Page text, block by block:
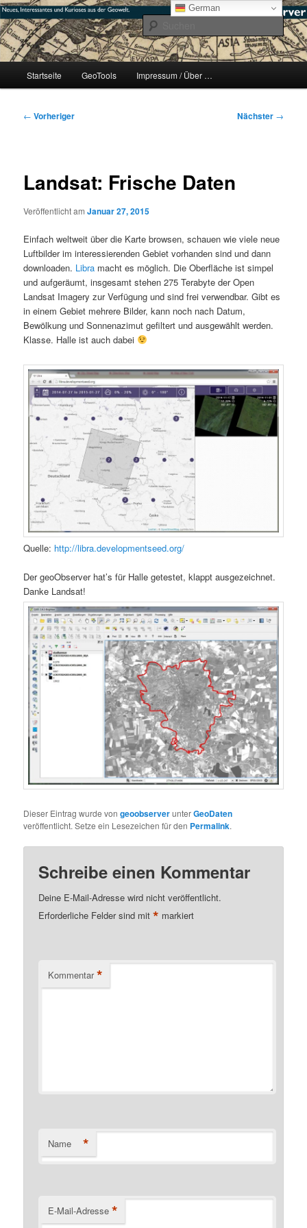
Zum
primären
Inhalt
springen#geoObserver
mikeE's GeoBlog
Startseite GeoTools Impressum / Über …
Beitragsnavigation
← Vorheriger Nächster →
Landsat: Frische Daten
Veröffentlicht amJanuar 27, 2015
Einfach weltweit über die Karte browsen, schauen wie viele neue
Luftbilder im interessierenden Gebiet vorhanden sind und dann
downloaden. Libra macht es möglich. Die Oberfläche ist simpel
und aufgeräumt, insgesamt stehen 275 Terabyte der Open
Landsat Imagery zur Verfügung und sind frei verwendbar. Gibt es
in einem Gebiet mehrere Bilder, kann noch nach Datum,
Bewölkung und Sonnenazimut gefiltert und ausgewählt werden.
Klasse. Halle ist auch dabei
Quelle: http://libra.developmentseed.org/
Der geoObserver hat’s für Halle getestet, klappt ausgezeichnet.
Danke Landsat!
Dieser Eintrag wurde vongeoobserverunterGeoDaten
veröffentlicht. Setze ein Lesezeichen für den Permalink.
Schreibe einen Kommentar
Deine E-Mail-Adresse wird nicht veröffentlicht.
Erforderliche Felder sind mit* markiert
Kommentar *
Name *
E-Mail-Adresse *
German